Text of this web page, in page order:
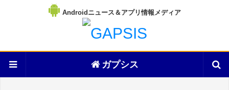
Androidニュース＆アプリ情報メディア
ガプシス